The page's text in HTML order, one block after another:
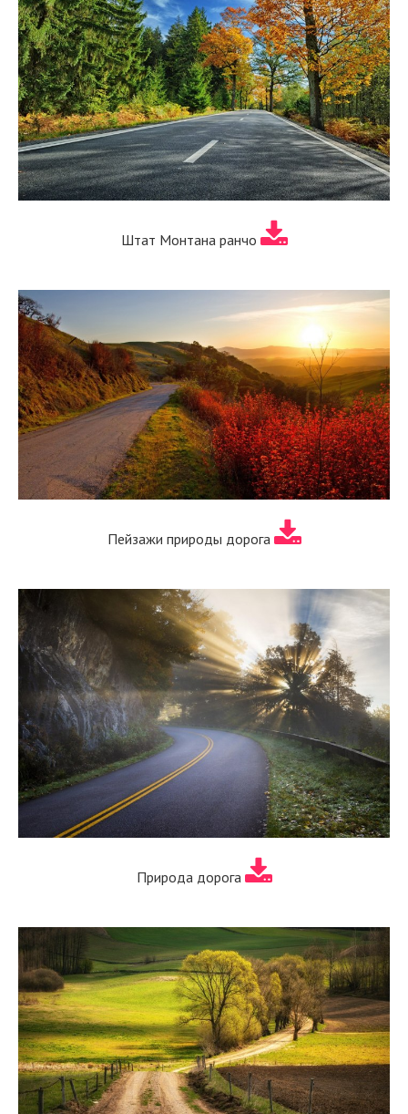
Штат Монтана ранчо
Пейзажи природы дорога
Природа дорога